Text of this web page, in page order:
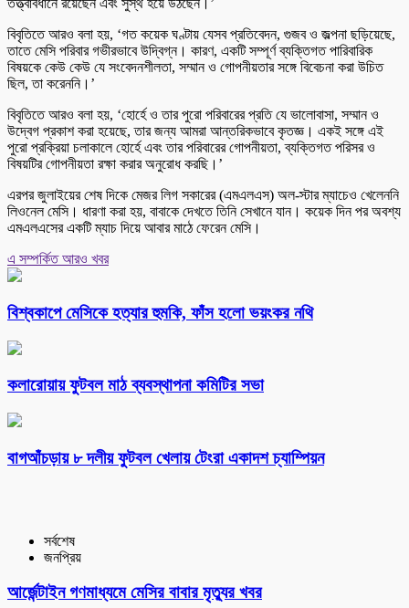
তত্ত্বাবধানে রয়েছেন এবং সুস্থ হয়ে উঠছেন।’
বিবৃতিতে আরও বলা হয়, ‘গত কয়েক ঘণ্টায় যেসব প্রতিবেদন, গুজব ও জল্পনা ছড়িয়েছে,
তাতে মেসি পরিবার গভীরভাবে উদ্বিগ্ন। কারণ, একটি সম্পূর্ণ ব্যক্তিগত পারিবারিক
বিষয়কে কেউ কেউ যে সংবেদনশীলতা, সম্মান ও গোপনীয়তার সঙ্গে বিবেচনা করা উচিত
ছিল, তা করেননি।’
বিবৃতিতে আরও বলা হয়, ‘হোর্হে ও তার পুরো পরিবারের প্রতি যে ভালোবাসা, সম্মান ও
উদ্বেগ প্রকাশ করা হয়েছে, তার জন্য আমরা আন্তরিকভাবে কৃতজ্ঞ। একই সঙ্গে এই
পুরো প্রক্রিয়া চলাকালে হোর্হে এবং তার পরিবারের গোপনীয়তা, ব্যক্তিগত পরিসর ও
বিষয়টির গোপনীয়তা রক্ষা করার অনুরোধ করছি।’
এরপর জুলাইয়ের শেষ দিকে মেজর লিগ সকারের (এমএলএস) অল-স্টার ম্যাচেও খেলেননি
লিওনেল মেসি। ধারণা করা হয়, বাবাকে দেখতে তিনি সেখানে যান। কয়েক দিন পর অবশ্য
এমএলএসের একটি ম্যাচ দিয়ে আবার মাঠে ফেরেন মেসি।
এ সম্পর্কিত আরও খবর
বিশ্বকাপে মেসিকে হত্যার হুমকি, ফাঁস হলো ভয়ংকর নথি
কলারোয়ায় ফুটবল মাঠ ব্যবস্থাপনা কমিটির সভা
বাগআঁচড়ায় ৮ দলীয় ফুটবল খেলায় টেংরা একাদশ চ্যাম্পিয়ন
সর্বশেষ
জনপ্রিয়
আর্জেন্টাইন গণমাধ্যমে মেসির বাবার মৃত্যুর খবর